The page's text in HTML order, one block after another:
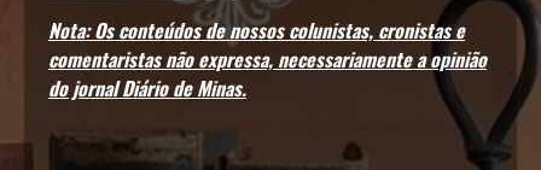
Nota: Os conteúdos de nossos colunistas, cronistas e
comentaristas não expressa, necessariamente a opinião
do jornal Diário de Minas.